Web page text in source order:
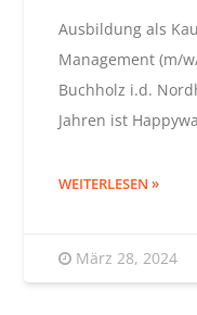
Ausbildung als
Management (m/
Buchholz i.d.
Jahren ist
WEITERLESEN
März 28, 2024